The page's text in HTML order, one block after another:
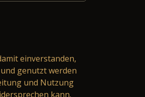
einverstanden,
genutzt werden
und Nutzung
kann.